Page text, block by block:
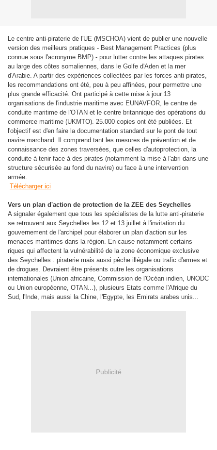
Le centre anti-piraterie de l'UE (MSCHOA) vient de publier une nouvelle
version des meilleurs pratiques - Best Management Practices (plus
connue sous l'acronyme BMP) - pour lutter contre les attaques pirates
au large des côtes somaliennes, dans le Golfe d'Aden et la mer
d'Arabie. A partir des expériences collectées par les forces anti-pirates,
les recommandations ont été, peu à peu affinées, pour permettre une
plus grande efficacité. Ont participé à cette mise à jour 13
organisations de l'industrie maritime avec EUNAVFOR, le centre de
conduite maritime de l'OTAN et le centre britannique des opérations du
commerce maritime (UKMTO). 25.000 copies ont été publiées. Et
l'objectif est d'en faire la documentation standard sur le pont de tout
navire marchand. Il comprend tant les mesures de prévention et de
connaissance des zones traversées, que celles d'autoprotection, la
conduite à tenir face à des pirates (notamment la mise à l'abri dans une
structure sécurisée au fond du navire) ou face à une intervention
armée.
Télécharger ici
Vers un plan d'action de protection de la ZEE des Seychelles
A signaler également que tous les spécialistes de la lutte anti-piraterie
se retrouvent aux Seychelles les 12 et 13 juillet à l'invitation du
gouvernement de l'archipel pour élaborer un plan d'action sur les
menaces maritimes dans la région. En cause notamment certains
riques qui affectent la vulnérabilité de la zone économique exclusive
des Seychelles : piraterie mais aussi pêche illégale ou trafic d'armes et
de drogues. Devraient être présents outre les organisations
internationales (Union africaine, Commission de l'Océan indien, UNODC
ou Union européenne, OTAN...), plusieurs Etats comme l'Afrique du
Sud, l'Inde, mais aussi la Chine, l'Egypte, les Emirats arabes unis...
Publicité